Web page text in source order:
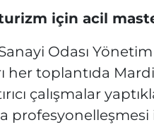
için acil
Odası
her toplantıda
çalışmalar
profesyonelleşmesi